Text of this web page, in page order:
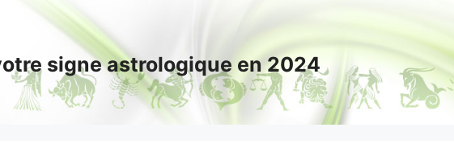
signe astrologique en 2024